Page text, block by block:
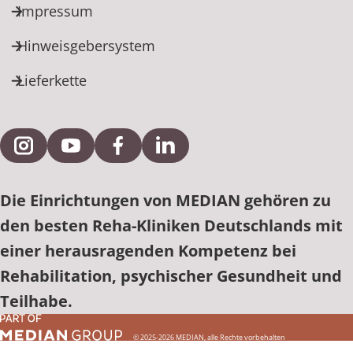
Impressum
Hinweisgebersystem
Lieferkette
Externe Verlinkung zu Instagram
Externe Verlinkung zu YouTube
Externe Verlinkung zu Facebook
Externe Verlinkung zu
Die Einrichtungen von MEDIAN gehören zu
den besten Reha-Kliniken Deutschlands mit
einer herausragenden Kompetenz bei
Rehabilitation, psychischer Gesundheit und
Teilhabe.
© 2025-2026 MEDIAN, alle Rechte vorbehalten